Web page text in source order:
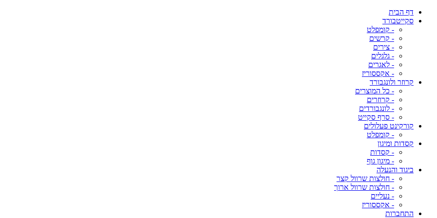
דף הבית
סקייטבורד
- קומפלט
- קרשים
- צירים
- גלגלים
- לאגרים
- אקססוריז
קרוזר ולונגבורד
- כל המוצרים
- קרוזרים
- לונגבורדים
- סרף סקייט
קורקינט פעלולים
- קומפלט
קסדות ומיגון
- קסדות
- מיגון גוף
ביגוד והנעלה
- חולצות שרוול קצר
- חולצות שרוול ארוך
- נעליים
- אקססוריז
התחברות